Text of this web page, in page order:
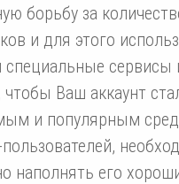
борьбу за
и для этого
сервисы
чтобы Ваш аккаунт
и популярным
пользователей,
наполнять его